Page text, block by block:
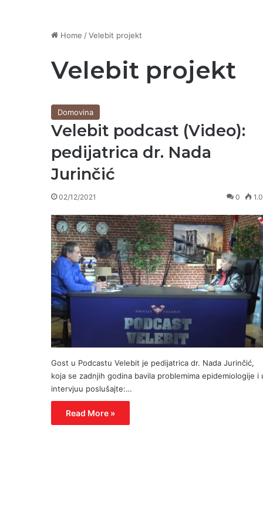
Home /Velebit projekt
Velebit projekt
Domovina
Velebit podcast (Video):
pedijatrica dr. Nada
Jurinčić
02/12/2021 0
Gost u Podcastu Velebit je pedijatrica dr. Nada Jurinčić,
koja se zadnjih godina bavila problemima epidemiologije i
intervjuu poslušajte:…
Read More »